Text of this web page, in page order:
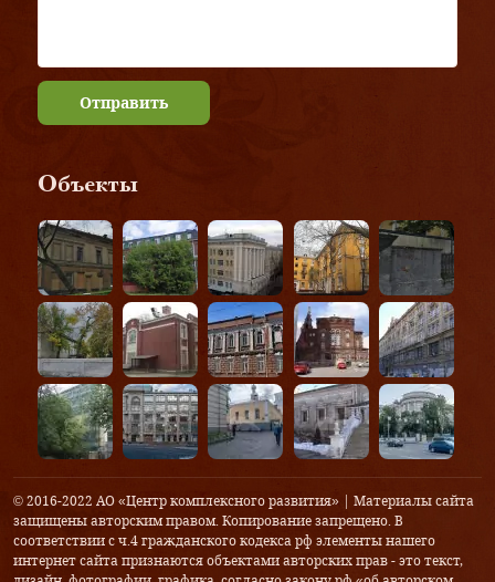
Отправить
Объекты
© 2016-2022 АО «Центр комплексного развития» | Материалы сайта
защищены авторским правом. Копирование запрещено. В
соответствии с ч.4 гражданского кодекса рф элементы нашего
интернет сайта признаются объектами авторских прав - это текст,